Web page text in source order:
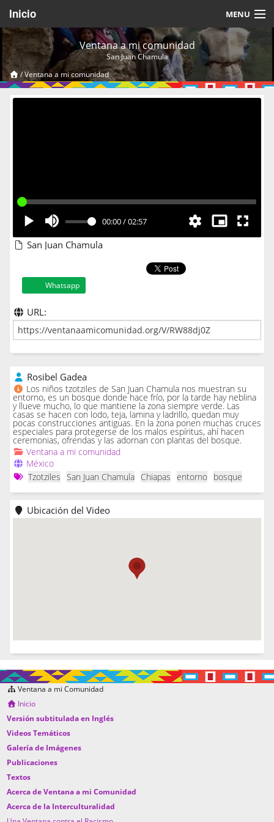
Inicio MENU
Acerca de
Videos Temáticos
Cerrar Sesión
Ventana a mi comunidad
San Juan Chamula
/Ventana a mi comunidad
00:00/02:57
San Juan Chamula
Whatsapp
URL:
Rosibel Gadea
Los niños tzotziles de San Juan Chamula nos muestran su
entorno, es un bosque donde hace frío, por la tarde hay neblina
y llueve mucho, lo que mantiene la zona siempre verde. Las
casas se hacen con lodo, teja, lamina y ladrillo, quedan muy
pocas construcciones antiguas. En la zona ponen muchas cruces
especiales para protegerse de los malos espíritus, ahí hacen
ceremonias, ofrendas y las adornan con plantas del bosque.
Ventana a mi comunidad
México
Tzotziles
San Juan Chamula Chiapas entorno bosque
Ubicación del Video
Ventana a mi Comunidad
Inicio
Versión subtitulada en Inglés
Videos Temáticos
Galería de Imágenes
Publicaciones
Textos
Acerca de Ventana a mi Comunidad
Acerca de la Interculturalidad